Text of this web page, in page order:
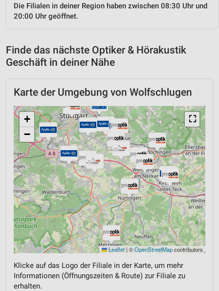
Die Filialen in deiner Region haben zwischen 08:30 Uhr und
20:00 Uhr geöffnet.
Finde das nächste Optiker & Hörakustik
Geschäft in deiner Nähe
Karte der Umgebung von Wolfschlugen
⛶
+
−
Leaflet | ©OpenStreetMapcontributors
Klicke auf das Logo der Filiale in der Karte, um mehr
Informationen (Öffnungszeiten & Route) zur Filiale zu
erhalten.